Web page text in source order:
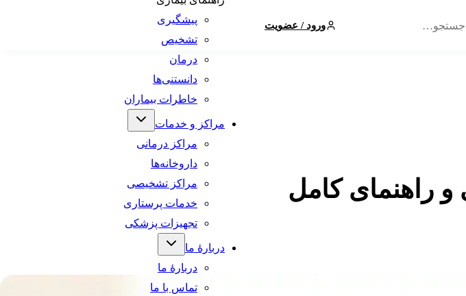
ورود / عضویت
پیشگیری
تشخیص
درمان
دانستنی‌ها
خاطرات بیماران
مراکز و خدمات
مراکز درمانی
داروخانه‌ها
مراکز تشخیصی
خدمات پرستاری
تجهیزات پزشکی
دربارهٔ ما
دربارهٔ ما
تماس با ما
و راهنمای کامل